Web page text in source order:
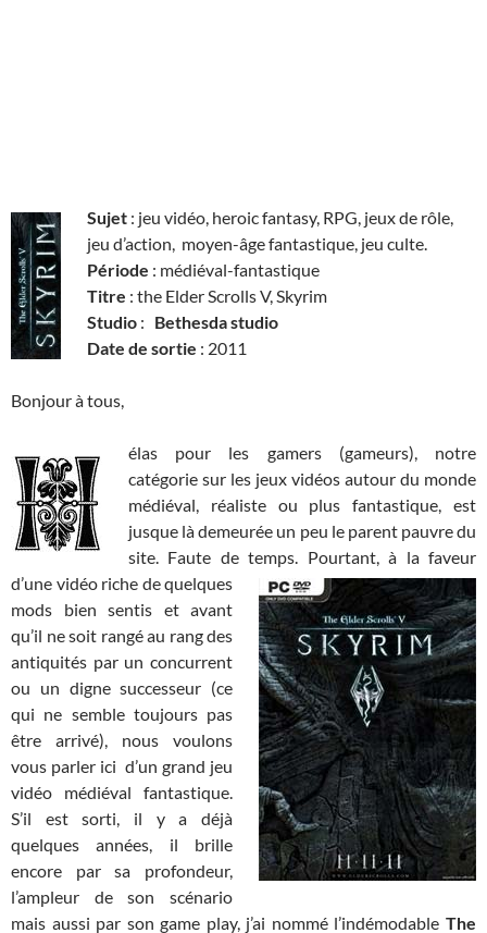
Sujet : jeu vidéo, heroic fantasy, RPG, jeux de rôle,
jeu d’action, moyen-âge fantastique, jeu culte.
Période : médiéval-fantastique
Titre : the Elder Scrolls V, Skyrim
Studio : Bethesda studio
Date de sortie : 2011
Bonjour à tous,
élas pour les gamers (gameurs), notre
catégorie sur les jeux vidéos autour du monde
médiéval, réaliste ou plus fantastique, est
jusque là demeurée un peu le parent pauvre du
site. Faute de temps. Pourtant, à la faveur
d’une vidéo riche dequelques
mods bien sentis et avant
qu’il ne soit rangé au rang des
antiquités par un concurrent
ou un digne successeur (ce
qui ne semble toujours pas
être arrivé), nous voulons
vous parler ici d’un grand jeu
vidéo médiéval fantastique.
S’il est sorti, il y a déjà
quelques années, il brille
encore par sa profondeur,
l’ampleur de son scénario
mais aussi par son game play, j’ai nommé l’indémodable The